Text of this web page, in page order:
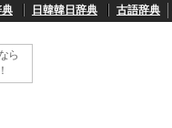
典 日韓韓日辞典 古語辞典
ら